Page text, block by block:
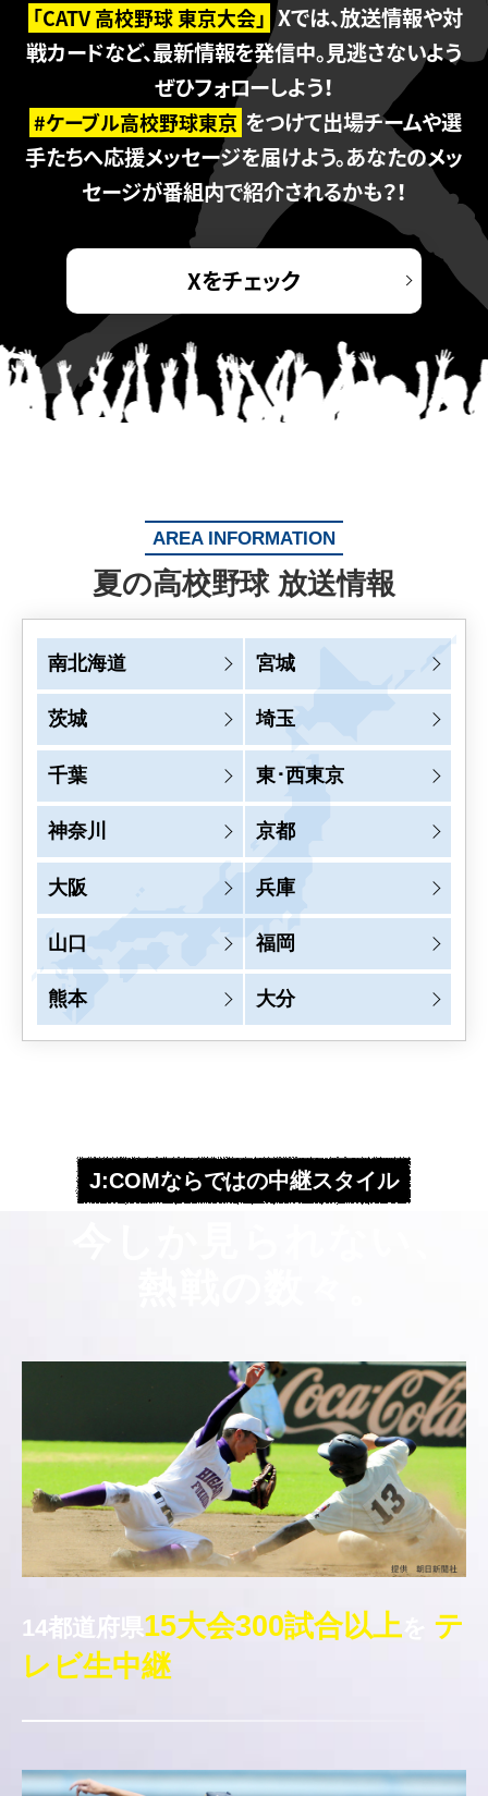
「CATV 高校野球 東京大会」 Xでは、放送情報や対
戦カードなど、最新情報を発信中。見逃さないよう
ぜひフォローしよう！
#ケーブル高校野球東京 をつけて出場チームや選
手たちへ応援メッセージを届けよう。あなたのメッ
セージが番組内で紹介されるかも？！
Xをチェック
AREA INFORMATION
夏の高校野球 放送情報
南北海道 宮城
茨城 埼玉
千葉 東･西東京
神奈川 京都
大阪 兵庫
山口 福岡
熊本 大分
J:COMならではの中継スタイル
14都道府県15大会300試合以上を
テ
レビ生中継